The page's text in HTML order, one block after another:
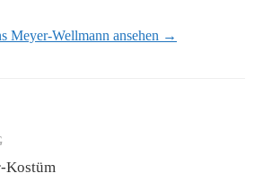
Meyer-Wellmann ansehen →
Kostüm